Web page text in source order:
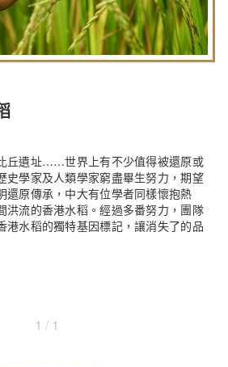
丘遺址……世界上有不少值得被還原或
史學家及人類學家窮盡畢生努力，期望
還原傳承，中大有位學者同樣懷抱熱
洪流的香港水稻。經過多番努力，團隊
港水稻的獨特基因標記，讓消失了的品
1 / 1